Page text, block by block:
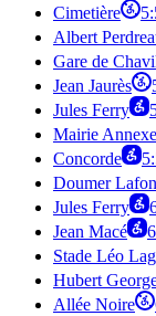
Cimetière
Albert
Gare de
Jean Jaurès
Jules Ferry
Mairie Annexe
Concorde
Doumer
Jules Ferry
Jean Macé
Stade Léo
Hubert
Allée Noire